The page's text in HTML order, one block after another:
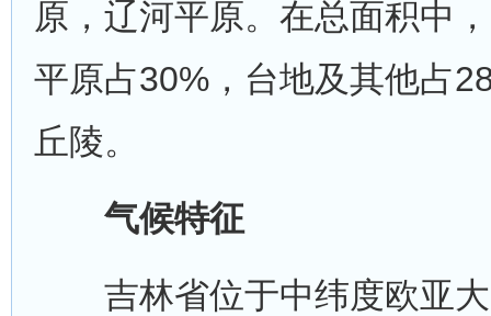
原，辽河平原。在总面积中
平原占30%，台地及其他占
丘陵。
气候特征
吉林省位于中纬度欧亚大